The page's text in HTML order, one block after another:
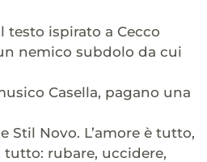
testo ispirato a Cecco
nemico subdolo da cui
Casella, pagano una
Stil Novo. L’amore è tutto,
rubare, uccidere,